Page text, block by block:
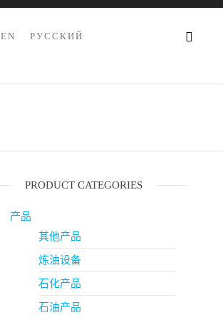
EN РУССКИЙ
PRODUCT CATEGORIES
产品
其他产品
炼油设备
石化产品
石油产品